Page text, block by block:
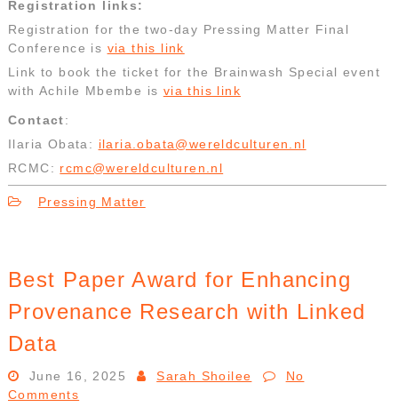
Registration links:
Registration for the two-day Pressing Matter Final
Conference is via this link
Link to book the ticket for the Brainwash Special event
with Achile Mbembe is via this link
Contact:
Ilaria Obata: ilaria.obata@wereldculturen.nl
RCMC: rcmc@wereldculturen.nl
Pressing Matter
Best Paper Award for Enhancing
Provenance Research with Linked
Data
June 16, 2025 Sarah Shoilee
No
Comments